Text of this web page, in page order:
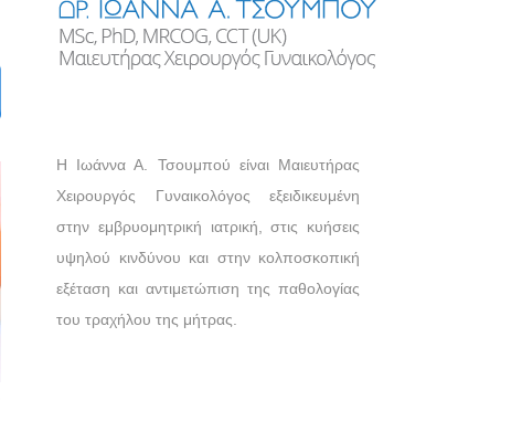
Η Ιωάννα Α. Τσουμπού είναι Μαιευτήρας
Χειρουργός Γυναικολόγος εξειδικευμένη
στην εμβρυομητρική ιατρική, στις κυήσεις
υψηλού κινδύνου και στην κολποσκοπική
εξέταση και αντιμετώπιση της παθολογίας
του τραχήλου της μήτρας.